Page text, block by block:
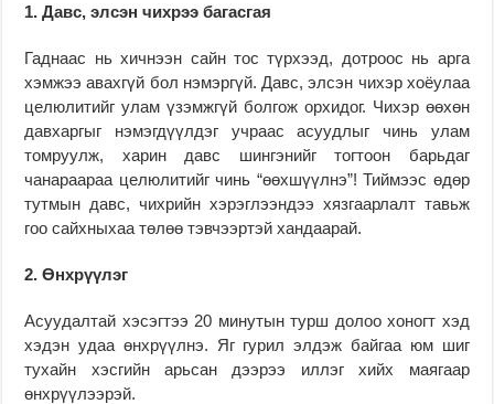
1. Давс, элсэн чихрээ багасгая
Гаднаас нь хичнээн сайн тос түрхээд, дотроос нь арга
хэмжээ авахгүй бол нэмэргүй. Давс, элсэн чихэр хоёулаа
целюлитийг улам үзэмжгүй болгож орхидог. Чихэр өөхөн
давхаргыг нэмэгдүүлдэг учраас асуудлыг чинь улам
томруулж, харин давс шингэнийг тогтоон барьдаг
чанараараа целюлитийг чинь “өөхшүүлнэ”! Тиймээс өдөр
тутмын давс, чихрийн хэрэглээндээ хязгаарлалт тавьж
гоо сайхныхаа төлөө тэвчээртэй хандаарай.
2. Өнхрүүлэг
Асуудалтай хэсэгтээ 20 минутын турш долоо хоногт хэд
хэдэн удаа өнхрүүлнэ. Яг гурил элдэж байгаа юм шиг
тухайн хэсгийн арьсан дээрээ иллэг хийх маягаар
өнхрүүлээрэй.